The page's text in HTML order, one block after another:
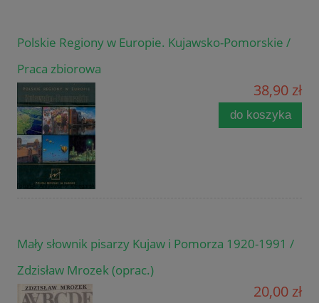
Polskie Regiony w Europie. Kujawsko-Pomorskie /
Praca zbiorowa
38,90 zł
do koszyka
Mały słownik pisarzy Kujaw i Pomorza 1920-1991 /
Zdzisław Mrozek (oprac.)
20,00 zł